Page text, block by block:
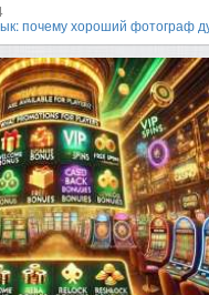
почему хороший фотограф